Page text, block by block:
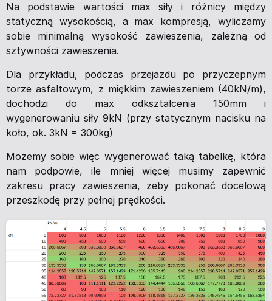
Na podstawie wartości max siły i różnicy między
statyczną wysokością, a max kompresją, wyliczamy
sobie minimalną wysokość zawieszenia, zależną od
sztywności zawieszenia.
Dla przykładu, podczas przejazdu po przyczepnym
torze asfaltowym, z miękkim zawieszeniem (40kN/m),
dochodzi do max odkształcenia 150mm i
wygenerowaniu siły 9kN (przy statycznym nacisku na
koło, ok. 3kN = 300kg)
Możemy sobie więc wygenerować taką tabelkę, która
nam podpowie, ile mniej więcej musimy zapewnić
zakresu pracy zawieszenia, żeby pokonać docelową
przeszkodę przy pełnej prędkości.